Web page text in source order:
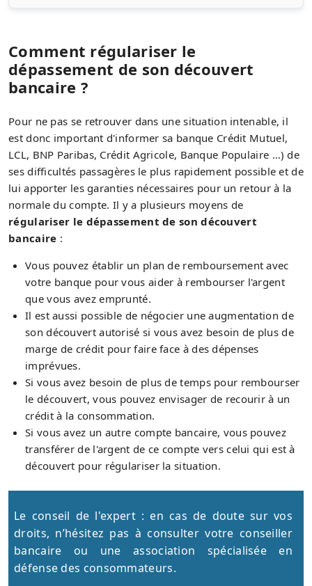
Comment régulariser le
dépassement de son découvert
bancaire ?
Pour ne pas se retrouver dans une situation intenable, il
est donc important d'informer sa banque Crédit Mutuel,
LCL, BNP Paribas, Crédit Agricole, Banque Populaire …) de
ses difficultés passagères le plus rapidement possible et de
lui apporter les garanties nécessaires pour un retour à la
normale du compte. Il y a plusieurs moyens de
régulariser le dépassement de son découvert
bancaire :
Vous pouvez établir un plan de remboursement avec
votre banque pour vous aider à rembourser l'argent
que vous avez emprunté.
Il est aussi possible de négocier une augmentation de
son découvert autorisé si vous avez besoin de plus de
marge de crédit pour faire face à des dépenses
imprévues.
Si vous avez besoin de plus de temps pour rembourser
le découvert, vous pouvez envisager de recourir à un
crédit à la consommation.
Si vous avez un autre compte bancaire, vous pouvez
transférer de l'argent de ce compte vers celui qui est à
découvert pour régulariser la situation.
Le conseil de l'expert : en cas de doute sur vos
droits, n’hésitez pas à consulter votre conseiller
bancaire ou une association spécialisée en
défense des consommateurs.